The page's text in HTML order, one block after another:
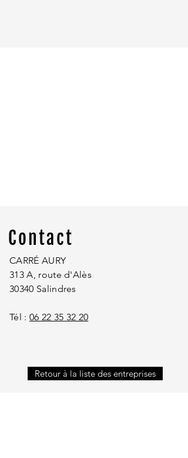
Contact
CARRÉ AURY
313 A, route d'Alès
30340 Salindres
Tél : 06 22 35 32 20
Retour à la liste des entreprises